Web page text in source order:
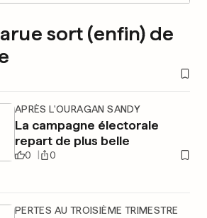
sort (enfin) de
APRÈS L'OURAGAN SANDY
La campagne électorale
repart de plus belle
0 0
PERTES AU TROISIÈME TRIMESTRE